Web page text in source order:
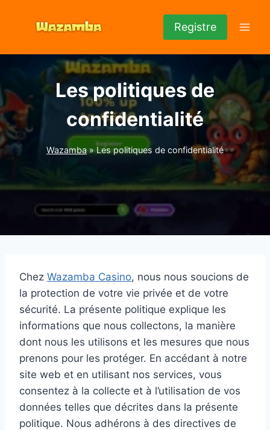
Registre
Les politiques de
confidentialité
Wazamba»Les politiques de confidentialité
Chez Wazamba Casino, nous nous soucions de
la protection de votre vie privée et de votre
sécurité. La présente politique explique les
informations que nous collectons, la manière
dont nous les utilisons et les mesures que nous
prenons pour les protéger. En accédant à notre
site web et en utilisant nos services, vous
consentez à la collecte et à l’utilisation de vos
données telles que décrites dans la présente
politique. Nous adhérons à des directives de